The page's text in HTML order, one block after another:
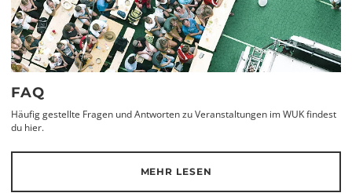
FAQ
Häufig gestellte Fragen und Antworten zu Veranstaltungen im WUK findest
du hier.
MEHR LESEN